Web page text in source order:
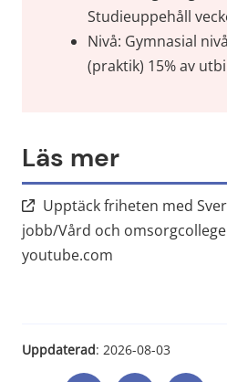
Studieuppehåll
Nivå: Gymnasial
(praktik) 15% av
Läs mer
Upptäck friheten med
jobb/Vård och
youtube.com
Uppdaterad: 2026-08-03